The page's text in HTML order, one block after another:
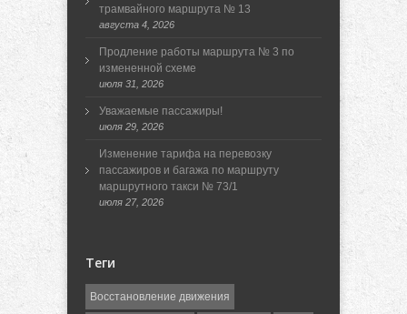
трамвайного маршрута № 13
августа 4, 2026
Продление работы маршрута № 3 по
измененной схеме
июля 31, 2026
Уважаемые пассажиры!
июля 29, 2026
Изменение тарифа на перевозку
пассажиров и багажа по маршруту
маршрутного такси № 73/1
июля 27, 2026
Теги
Восстановление движения